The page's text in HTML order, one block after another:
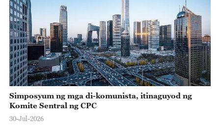
Simposyum ng mga di-komunista, itinaguyod ng
Komite Sentral ng CPC
30-Jul-2026